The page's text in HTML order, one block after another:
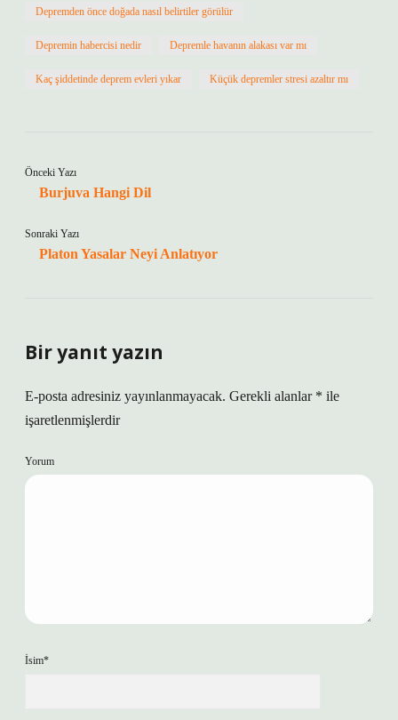
Depremden önce doğada nasıl belirtiler görülür
Depremin habercisi nedir Depremle havanın alakası var mı
Kaç şiddetinde deprem evleri yıkar Küçük depremler stresi azaltır mı
Önceki Yazı
Burjuva Hangi Dil
Sonraki Yazı
Platon Yasalar Neyi Anlatıyor
Bir yanıt yazın
E-posta adresiniz yayınlanmayacak. Gerekli alanlar * ile
işaretlenmişlerdir
Yorum
İsim*